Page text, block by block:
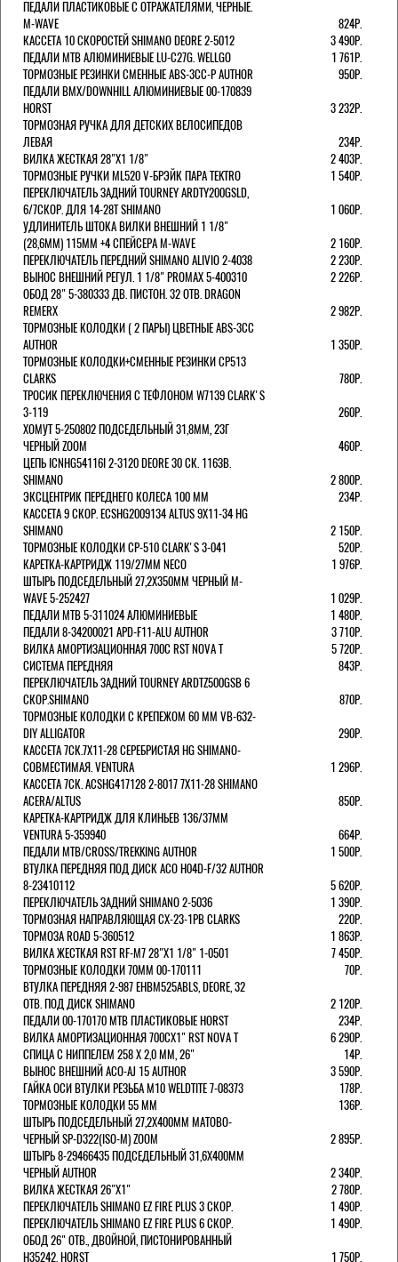
ПЕДАЛИ ПЛАСТИКОВЫЕ С ОТРАЖАТЕЛЯМИ, ЧЕРНЫЕ.
M-WAVE
824Р.
КАССЕТА 10 СКОРОСТЕЙ SHIMANO DEORE 2-5012
3 490Р.
ПЕДАЛИ MTB АЛЮМИНИЕВЫЕ LU-C27G. WELLGO
1 761Р.
ТОРМОЗНЫЕ РЕЗИНКИ СМЕННЫЕ ABS-3CC-P AUTHOR
950Р.
ПЕДАЛИ BMX/DOWNHILL АЛЮМИНИЕВЫЕ 00-170839
HORST
3 232Р.
ТОРМОЗНАЯ РУЧКА ДЛЯ ДЕТСКИХ ВЕЛОСИПЕДОВ
ЛЕВАЯ
234Р.
ВИЛКА ЖЕСТКАЯ 28"Х1 1/8"
2 403Р.
ТОРМОЗНЫЕ РУЧКИ ML520 V-БРЭЙК ПАРА TEKTRO
1 540Р.
ПЕРЕКЛЮЧАТЕЛЬ ЗАДНИЙ TOURNEY ARDTY200GSLD,
6/7СКОР. ДЛЯ 14-28T SHIMANO
1 060Р.
УДЛИНИТЕЛЬ ШТОКА ВИЛКИ ВНЕШНИЙ 1 1/8"
(28,6ММ) 115ММ +4 СПЕЙСЕРА M-WAVE
2 160Р.
ПЕРЕКЛЮЧАТЕЛЬ ПЕРЕДНИЙ SHIMANO ALIVIO 2-4038
2 230Р.
ВЫНОС ВНЕШНИЙ РЕГУЛ. 1 1/8" PROMAX 5-400310
2 226Р.
ОБОД 28" 5-380333 ДВ. ПИСТОН. 32 ОТВ. DRAGON
REMERX
2 982Р.
ТОРМОЗНЫЕ КОЛОДКИ ( 2 ПАРЫ) ЦВЕТНЫЕ ABS-3CC
AUTHOR
1 350Р.
ТОРМОЗНЫЕ КОЛОДКИ+СМЕННЫЕ РЕЗИНКИ CP513
CLARKS
780Р.
ТРОСИК ПЕРЕКЛЮЧЕНИЯ С ТЕФЛОНОМ W7139 СLARK'S
3-119
260Р.
ХОМУТ 5-250802 ПОДСЕДЕЛЬНЫЙ 31,8ММ, 23Г
ЧЕРНЫЙ ZOOM
460Р.
ЦЕПЬ ICNHG54116I 2-3120 DEORE 30 СК. 116ЗВ.
SHIMANO
2 800Р.
ЭКСЦЕНТРИК ПЕРЕДНЕГО КОЛЕСА 100 ММ
234Р.
КАССЕТА 9 СКОР. ECSHG2009134 ALTUS 9Х11-34 HG
SHIMANO
2 150Р.
ТОРМОЗНЫЕ КОЛОДКИ CP-510 CLARK'S 3-041
520Р.
КАРЕТКА-КАРТРИДЖ 119/27ММ NECO
1 976Р.
ШТЫРЬ ПОДСЕДЕЛЬНЫЙ 27,2Х350ММ ЧЕРНЫЙ M-
WAVE 5-252427
1 029Р.
ПЕДАЛИ MTB 5-311024 АЛЮМИНИЕВЫЕ
1 480Р.
ПЕДАЛИ 8-34200021 APD-F11-ALU AUTHOR
3 710Р.
ВИЛКА АМОРТИЗАЦИОННАЯ 700С RST NOVA T
5 720Р.
СИСТЕМА ПЕРЕДНЯЯ
843Р.
ПЕРЕКЛЮЧАТЕЛЬ ЗАДНИЙ TOURNEY ARDTZ500GSB 6
СКОР.SHIMANO
870Р.
ТОРМОЗНЫЕ КОЛОДКИ С КРЕПЕЖОМ 60 ММ VB-632-
DIY ALLIGATOR
290Р.
КАССЕТА 7СК.7Х11-28 СЕРЕБРИСТАЯ HG SHIMANO-
СОВМЕСТИМАЯ. VENTURA
1 296Р.
КАССЕТА 7СК. ACSHG417128 2-8017 7Х11-28 SHIMANO
ACERA/ALTUS
850Р.
КАРЕТКА-КАРТРИДЖ ДЛЯ КЛИНЬЕВ 136/37ММ
VENTURA 5-359940
664Р.
ПЕДАЛИ MTB/CROSS/TREKKING AUTHOR
1 500Р.
ВТУЛКА ПЕРЕДНЯЯ ПОД ДИСК ACO H04D-F/32 AUTHOR
8-23410112
5 620Р.
ПЕРЕКЛЮЧАТЕЛЬ ЗАДНИЙ SHIMANO 2-5036
1 390Р.
ТОРМОЗНАЯ НАПРАВЛЯЮЩАЯ CX-23-1PB CLARKS
220Р.
ТОРМОЗА ROAD 5-360512
1 863Р.
ВИЛКА ЖЕСТКАЯ RST RF-M7 28"Х1 1/8" 1-0501
7 450Р.
ТОРМОЗНЫЕ КОЛОДКИ 70ММ 00-170111
70Р.
ВТУЛКА ПЕРЕДНЯЯ 2-987 EHBM525ABLS, DEORE, 32
ОТВ. ПОД ДИСК SHIMANO
2 120Р.
ПЕДАЛИ 00-170170 МТВ ПЛАСТИКОВЫЕ HORST
234Р.
ВИЛКА АМОРТИЗАЦИОННАЯ 700СХ1" RST NOVA T
6 290Р.
СПИЦА С НИППЕЛЕМ 258 Х 2,0 ММ, 26"
14Р.
ВЫНОС ВНЕШНИЙ ACO-AJ 15 AUTHOR
3 590Р.
ГАЙКА ОСИ ВТУЛКИ РЕЗЬБА М10 WELDTITE 7-08373
178Р.
ТОРМОЗНЫЕ КОЛОДКИ 55 ММ
136Р.
ШТЫРЬ ПОДСЕДЕЛЬНЫЙ 27,2Х400ММ МАТОВО-
ЧЕРНЫЙ SP-D322(ISO-M) ZOOM
2 895Р.
ШТЫРЬ 8-29466435 ПОДСЕДЕЛЬНЫЙ 31,6X400ММ
ЧЕРНЫЙ AUTHOR
2 340Р.
ВИЛКА ЖЕСТКАЯ 26"Х1"
2 780Р.
ПЕРЕКЛЮЧАТЕЛЬ SHIMANO EZ FIRE PLUS 3 СКОР.
1 490Р.
ПЕРЕКЛЮЧАТЕЛЬ SHIMANO EZ FIRE PLUS 6 СКОР.
1 490Р.
ОБОД 26" ОТВ., ДВОЙНОЙ, ПИСТОНИРОВАННЫЙ
H35242. HORST
1 750Р.